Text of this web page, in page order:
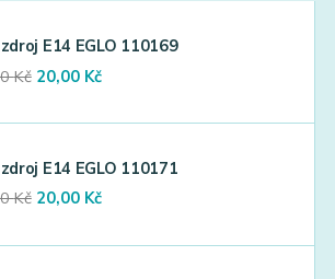
zdroj E14 EGLO 110169
Kč Original
was:
20,00 KčCurrent
is:
E14 EGLO 110171
Kč Original
was:
20,00 KčCurrent
is: